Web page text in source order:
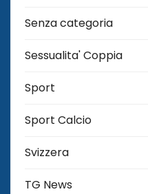
Senza categoria
Sessualita' Coppia
Sport
Sport Calcio
Svizzera
TG News